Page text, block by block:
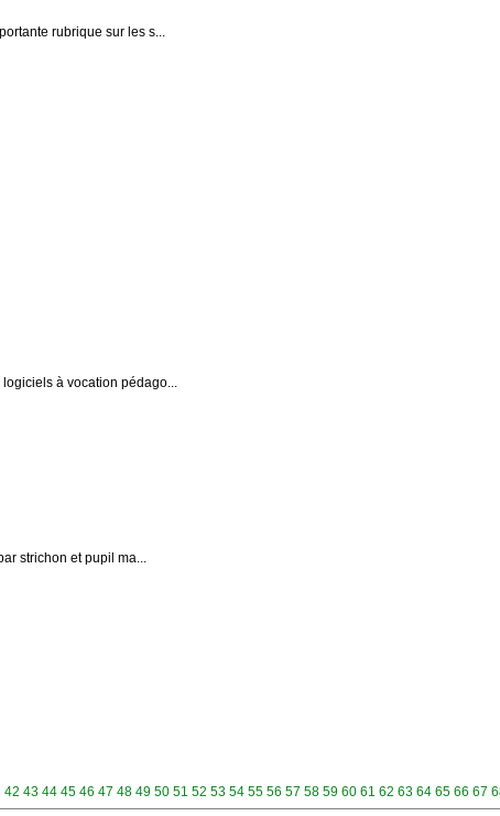
rubrique sur les s...
à vocation pédago...
strichon et pupil ma...
42 43 44 45 46 47 48 49 50 51 52 53 54 55 56 57 58 59 60 61 62 63 64 65 66 67